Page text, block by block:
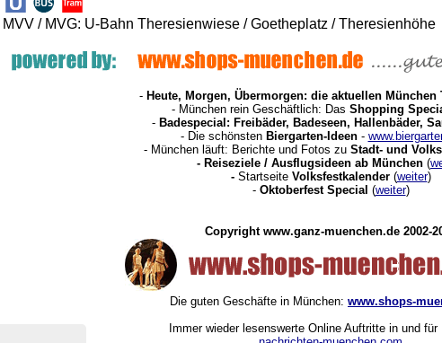
MVV / MVG: U-Bahn Theresienwiese / Goetheplatz / Theresienhöhe
- Heute, Morgen, Übermorgen: die aktuellen München
- München rein Geschäftlich: Das Shopping
- Badespecial: Freibäder, Badeseen, Hallenbäder,
- Die schönsten Biergarten-Ideen-
- München läuft: Berichte und Fotos zu Stadt- und
- Reiseziele / Ausflugsideen ab München (
- Startseite Volksfestkalender(weiter)
- Oktoberfest Special (weiter)
Copyright www.ganz-muenchen.de 2002-
Die guten Geschäfte in München: www.shops-
Immer wieder lesenswerte Online Auftritte in und für